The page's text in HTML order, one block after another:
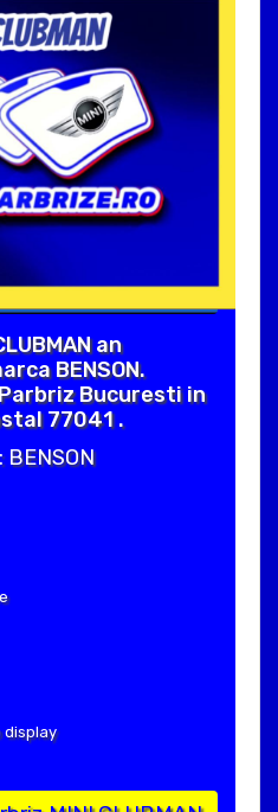
an
BENSON.
Bucuresti in
77041 .
display